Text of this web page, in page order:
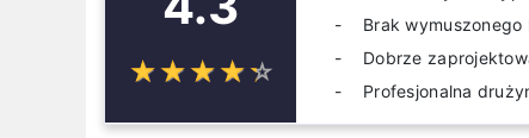
☆☆☆☆☆
★★★★★
Brak wymuszonego
Dobrze
Profesjonalna